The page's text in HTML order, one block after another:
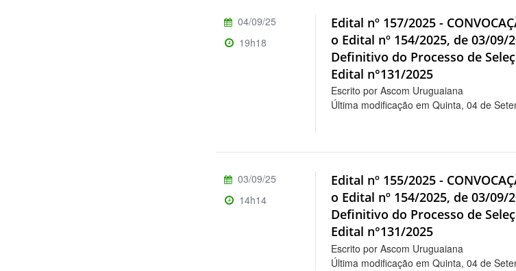
Edital nº 157/2025 -
o Edital nº 154/2025, de 03/
Definitivo do Processo de
Edital n°131/2025
Escrito por Ascom Uruguaiana
Última modificação em Quinta, 04 de
04/09/25
19h18
Edital nº 155/2025 -
o Edital nº 154/2025, de 03/
Definitivo do Processo de
Edital n°131/2025
Escrito por Ascom Uruguaiana
Última modificação em Quinta, 04 de
03/09/25
14h14